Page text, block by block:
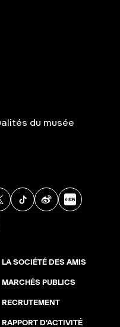
du musée
Instagram
X TikTokWeibo
LA SOCIÉTÉ DES AMIS
MARCHÉS PUBLICS
RECRUTEMENT
RAPPORT D'ACTIVITÉ